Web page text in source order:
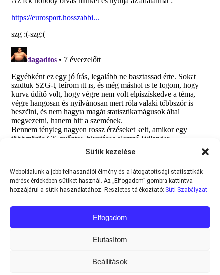
Sütik kezelése
Weboldalunk a jobb felhasználói élmény és a látogatottsági statisztikák
mérése érdekében sütiket használ. Az „Elfogadom” gombra kattintva
hozzájárul a sütik használatához. Részletes tájékoztató: Süti Szabályzat
Elfogadom
Elutasítom
Beállítások
Minden jog fenntartva © 2013-2026Teniszvilag.com